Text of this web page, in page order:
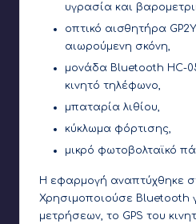
υγρασία και
οπτικό αισθητήρα
αιωρούμενη σκόνη,
μονάδα Bluetooth HC-
κινητό τηλέφωνο,
μπαταρία λιθίου,
κύκλωμα φόρτισης,
μικρό φωτοβολταϊκό
Η εφαρμογή αναπτύχθηκε
Χρησιμοποιούσε Bluetooth
μετρήσεων, το GPS του